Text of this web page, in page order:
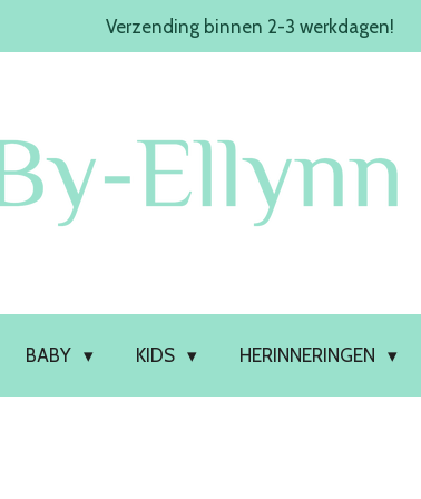
Verzending binnen 2-3 werkdagen!
BABY KIDS HERINNERINGEN